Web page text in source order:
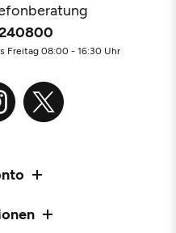
Freitag 08:00 - 16:30 Uhr